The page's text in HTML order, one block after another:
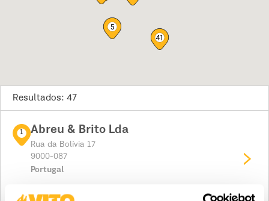
5
41
Resultados: 47
1 Abreu & Brito Lda
Rua da Bolívia 17
9000-087
Portugal